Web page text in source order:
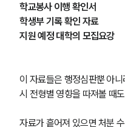
학교봉사 이행 확인서
학생부 기록 확인 자료
지원 예정 대학의 모집요강
이 자료들은 행정심판뿐 아
시 전형별 영향을 따져볼 때
자료가 흩어져 있으면 처분